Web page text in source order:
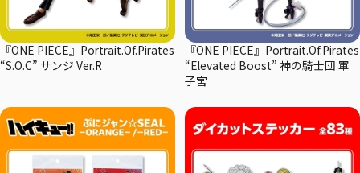
『ONE PIECE』Portrait.Of.Pirates
“S.O.C” サンジ Ver.R
『ONE PIECE』Portrait.Of.Pirates
“Elevated Boost” 神の騎士団 軍
子宮